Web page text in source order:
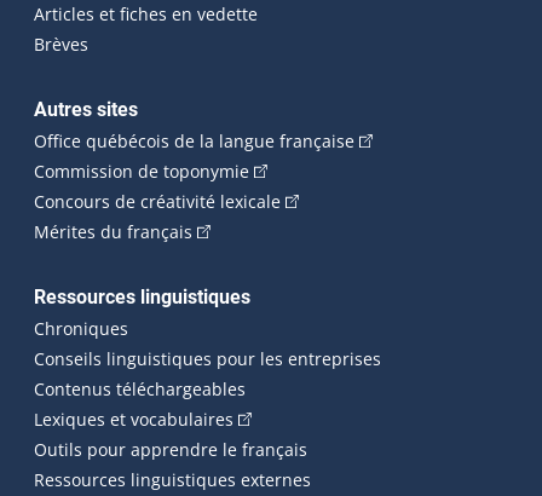
Articles et fiches en vedette
Brèves
Autres sites
Office québécois de la langue française(Cet hyperlien
Commission de toponymie(Cet hyperlien externe s'ouvrira
Concours de créativité lexicale(Cet hyperlien externe
Mérites du français (Cet hyperlien externe s'ouvrira dans une
Ressources linguistiques
Chroniques
Conseils linguistiques pour les entreprises
Contenus téléchargeables
Lexiques et vocabulaires (Cet hyperlien externe s'ouvrira
Outils pour apprendre le français
Ressources linguistiques externes